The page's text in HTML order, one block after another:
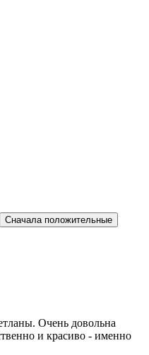
Сначала положительные
Очень довольна
и красиво - именно